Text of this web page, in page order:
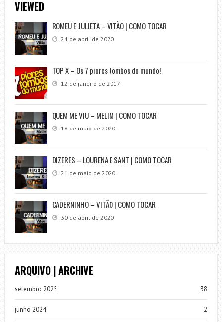
VIEWED
ROMEU E JULIETA – VITÃO | COMO TOCAR
24 de abril de 2020
TOP X – Os 7 piores tombos do mundo!
12 de janeiro de 2017
QUEM ME VIU – MELIM | COMO TOCAR
18 de maio de 2020
DIZERES – LOURENA E SANT | COMO TOCAR
21 de maio de 2020
CADERNINHO – VITÃO | COMO TOCAR
30 de abril de 2020
ARQUIVO | ARCHIVE
setembro 2025 38
junho 2024 2